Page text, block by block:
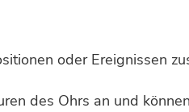
oder Ereignissen
des Ohrs an und